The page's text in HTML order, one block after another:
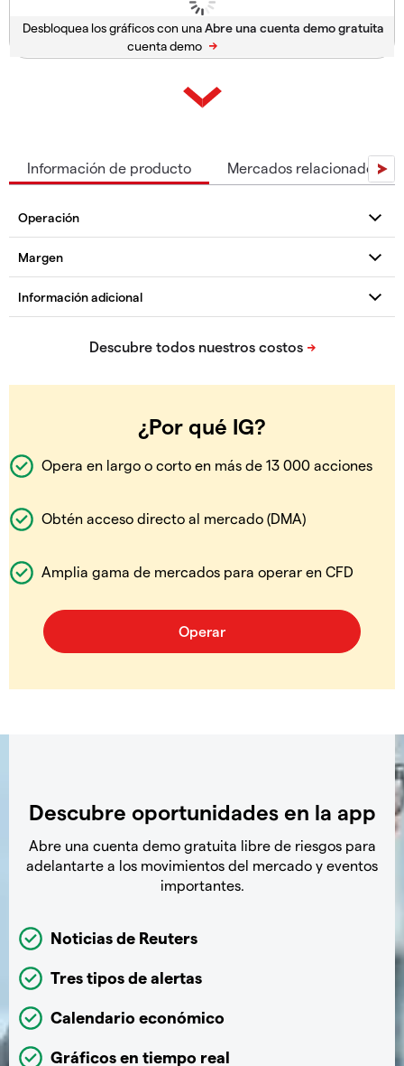
Desbloquea los gráficos con una
cuenta demo
Información de producto Mercados relacionados
¿Por qué IG?
Opera en largo o corto en más de 13 000 acciones
Obtén acceso directo al mercado (DMA)
Amplia gama de mercados para operar en CFD
Descubre oportunidades en la app
Abre una cuenta demo gratuita libre de riesgos para
adelantarte a los movimientos del mercado y eventos
importantes.
Noticias de Reuters
Tres tipos de alertas
Calendario económico
Gráficos en tiempo real